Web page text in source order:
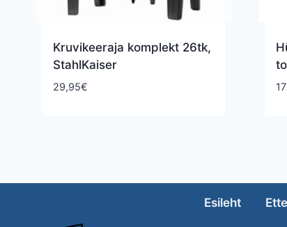
Kruvikeeraja komplekt 26tk,
StahlKaiser
29,95€
Esileht